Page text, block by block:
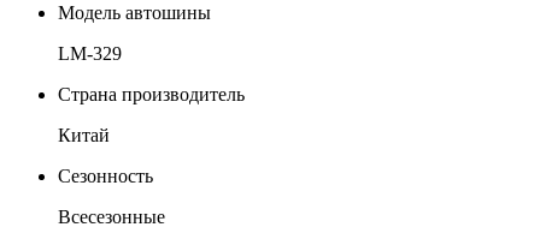
Модель автошины
LM-329
Страна производитель
Китай
Сезонность
Всесезонные